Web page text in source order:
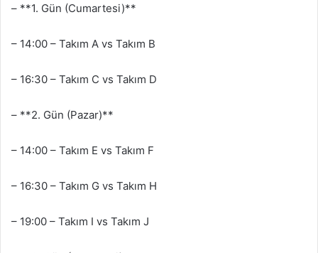
– **1. Gün (Cumartesi)**
– 14:00 – Takım A vs Takım B
– 16:30 – Takım C vs Takım D
– **2. Gün (Pazar)**
– 14:00 – Takım E vs Takım F
– 16:30 – Takım G vs Takım H
– 19:00 – Takım I vs Takım J